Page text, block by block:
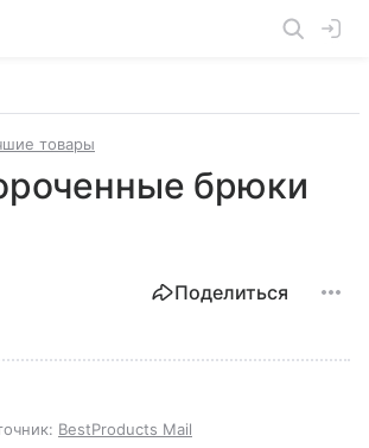
товары
брюки
Поделиться
BestProducts Mail